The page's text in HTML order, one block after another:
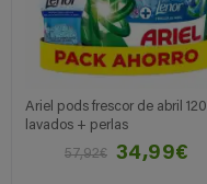
Ariel pods frescor de abril 120
lavados + perlas
57,92€
34,99€